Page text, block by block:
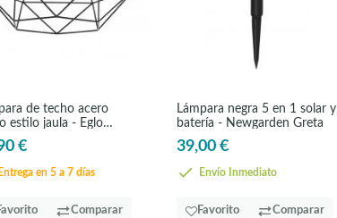
de techo acero
estilo jaula - Eglo
€
Entrega en 5 a 7 días
Comparar
Lámpara negra 5 en 1 solar y
batería - Newgarden Greta
39,00 €
Envío Inmediato
Favorito Comparar